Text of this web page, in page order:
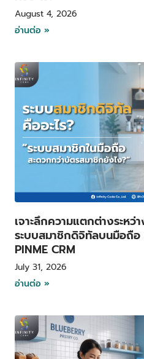
August 4, 2026
อ่านต่อ »
เจาะลึกความแตกต่างระห
ระบบสมาชิกดิจิทัลบนมือถื
PINME CRM
July 31, 2026
อ่านต่อ »